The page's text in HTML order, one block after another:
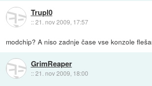
Trupl0
::21. nov 2009, 17:57
modchip? A niso zadnje čase vse konzole
GrimReaper
::21. nov 2009, 18:00